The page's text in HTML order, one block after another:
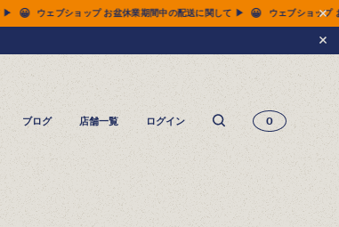
中の配送に関して ▶ 😀 ウェブショップ お盆休業期間中の配送に関して ▶
ブログ 店舗一覧 ログイン 0